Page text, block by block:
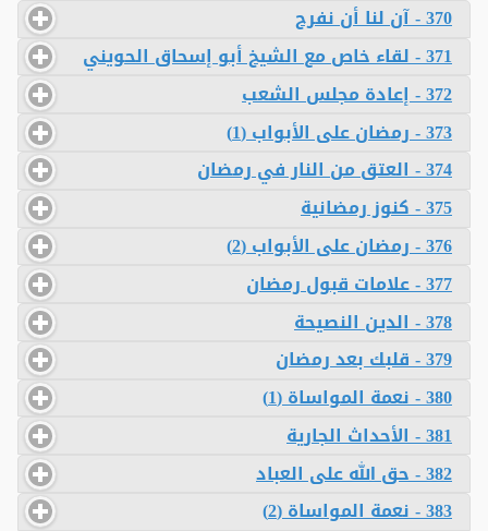
370 - آن لنا أن نفرح
371 - لقاء خاص مع الشيخ أبو إسحاق الحويني
372 - إعادة مجلس الشعب
373 - رمضان على الأبواب (1)
374 - العتق من النار في رمضان
375 - كنوز رمضانية
376 - رمضان على الأبواب (2)
377 - علامات قبول رمضان
378 - الدين النصيحة
379 - قلبك بعد رمضان
380 - نعمة المواساة (1)
381 - الأحداث الجارية
382 - حق الله على العباد
383 - نعمة المواساة (2)